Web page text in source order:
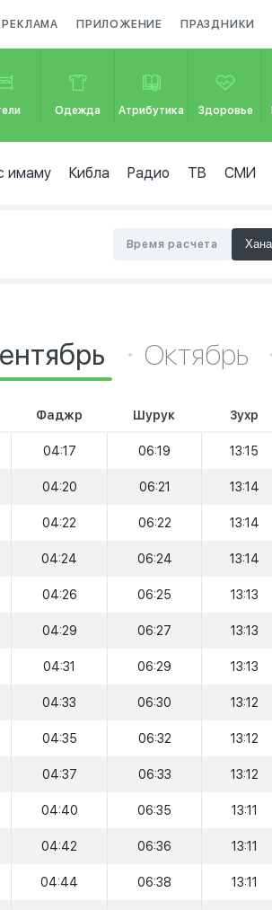
РЕКЛАМА ПРИЛОЖЕНИЕ ПРАЗДНИКИ
Одежда Атрибутика Здоровье
имаму Кибла Радио ТВ СМИ
Время расчета
Октябрь
Фаджр Шурук Зухр
04:17 06:19 13:15
04:20 06:21 13:14
04:22 06:22 13:14
04:24 06:24 13:14
04:26 06:25 13:13
04:29 06:27 13:13
04:31 06:29 13:13
04:33 06:30 13:12
04:35 06:32 13:12
04:37 06:33 13:12
04:40 06:35 13:11
04:42 06:36 13:11
04:44 06:38 13:11